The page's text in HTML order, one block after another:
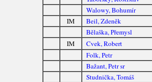
Walowy, Bohumír
IM
Beil, Zdeněk
Bělaška, Přemysl
IM
Cvek, Robert
Folk, Petr
Bažant, Petr sr
Studnička, Tomáš